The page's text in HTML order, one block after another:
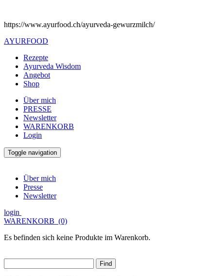
https://www.ayurfood.ch/ayurveda-gewurzmilch/
AYURFOOD
Rezepte
Ayurveda Wisdom
Angebot
Shop
Über mich
PRESSE
Newsletter
WARENKORB
Login
Toggle navigation
Über mich
Presse
Newsletter
login
WARENKORB (0)
Es befinden sich keine Produkte im Warenkorb.